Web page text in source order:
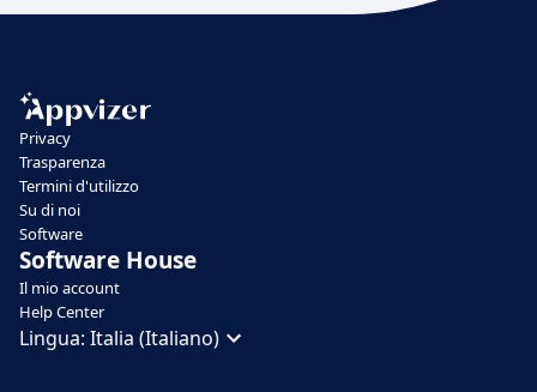
Privacy
Trasparenza
Termini d'utilizzo
Su di noi
Software
Software House
Il mio account
Help Center
Lingua: Italia (Italiano)